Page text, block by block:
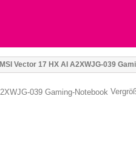
MSI Vector 17 HX AI A2XWJG-039